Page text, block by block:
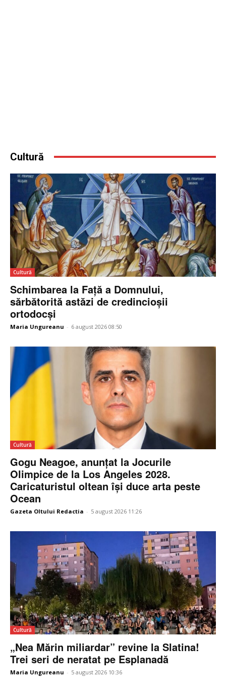
Cultură
Cultură
Schimbarea la Față a Domnului,
sărbătorită astăzi de credincioșii
ortodocși
Maria Ungureanu - 6 august 2026 08:50
Cultură
Gogu Neagoe, anunțat la Jocurile
Olimpice de la Los Angeles 2028.
Caricaturistul oltean își duce arta peste
Ocean
Gazeta Oltului Redactia - 5 august 2026 11:26
Cultură
„Nea Mărin miliardar” revine la Slatina!
Trei seri de neratat pe Esplanadă
Maria Ungureanu - 5 august 2026 10:36